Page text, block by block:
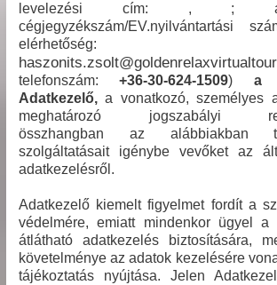
levelezési cím: , ;
cégjegyzékszám/EV.nyilvántartási
elérhetőség:
telefonszám:+36-30-624-1509) a
Adatkezelő, a vonatkozó, személyes
meghatározó jogszabályi
összhangban az alábbiakban
szolgáltatásait igénybe vevőket az
adatkezelésről.
Adatkezelő kiemelt figyelmet fordít a
védelmére, emiatt mindenkor ügyel a
átlátható adatkezelés biztosítására,
követelménye az adatok kezelésére
tájékoztatás nyújtása. Jelen